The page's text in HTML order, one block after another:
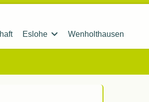
Eslohe Wenholthausen